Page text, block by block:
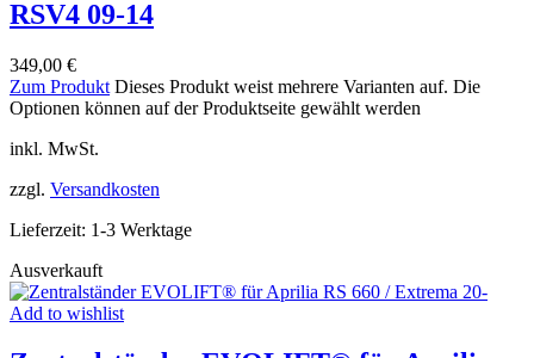
RSV4 09-14
349,00 €
Zum Produkt Dieses Produkt weist mehrere Varianten auf. Die
Optionen können auf der Produktseite gewählt werden
inkl. MwSt.
zzgl. Versandkosten
Lieferzeit: 1-3 Werktage
Ausverkauft
Add to wishlist